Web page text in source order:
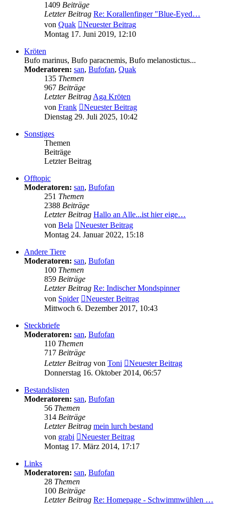
1409 Beiträge
Letzter Beitrag Re: Korallenfinger "Blue-Eyed…
von Quak
Neuester Beitrag
Montag 17. Juni 2019, 12:10
Kröten
Bufo marinus, Bufo paracnemis, Bufo melanostictus...
Moderatoren: san, Bufofan, Quak
135 Themen
967 Beiträge
Letzter BeitragAga Kröten
von Frank
Neuester Beitrag
Dienstag 29. Juli 2025, 10:42
Sonstiges
Themen
Beiträge
Letzter Beitrag
Offtopic
Moderatoren: san, Bufofan
251 Themen
2388 Beiträge
Letzter Beitrag Hallo an Alle...ist hier eige…
von Bela
Neuester Beitrag
Montag 24. Januar 2022, 15:18
Andere Tiere
Moderatoren: san, Bufofan
100 Themen
859 Beiträge
Letzter Beitrag Re: Indischer Mondspinner
von Spider
Neuester Beitrag
Mittwoch 6. Dezember 2017, 10:43
Steckbriefe
Moderatoren: san, Bufofan
110 Themen
717 Beiträge
Letzter Beitrag von Toni
Neuester Beitrag
Donnerstag 16. Oktober 2014, 06:57
Bestandslisten
Moderatoren: san, Bufofan
56 Themen
314 Beiträge
Letzter Beitrag mein lurch bestand
von grabi
Neuester Beitrag
Montag 17. März 2014, 17:17
Links
Moderatoren: san, Bufofan
28 Themen
100 Beiträge
Letzter Beitrag Re: Homepage - Schwimmwühlen …